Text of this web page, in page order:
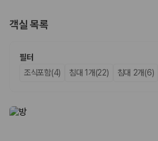
업체별 가격비교:
제주 렌트카 업체
차종별 최저가 비교:
인원에 맞는 차종별 가격을 비교합니다.
보험 조건 비교:일반자차, 완전자차,
확인합니다.
실시간 예약:
객실 목록
필터
조식포함(4)
침대 1개(22) 침대 2개(6)